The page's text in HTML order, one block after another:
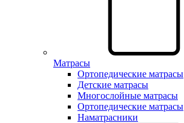
Матрасы
Ортопедические матрасы
Детские матрасы
Многослойные матрасы
Ортопедические матрасы
Наматрасники